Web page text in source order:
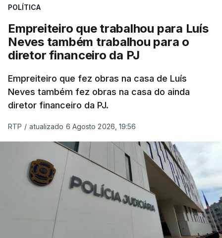
POLÍTICA
Empreiteiro que trabalhou para Luís
Neves também trabalhou para o
diretor financeiro da PJ
Empreiteiro que fez obras na casa de Luís
Neves também fez obras na casa do ainda
diretor financeiro da PJ.
RTP / atualizado 6 Agosto 2026, 19:56